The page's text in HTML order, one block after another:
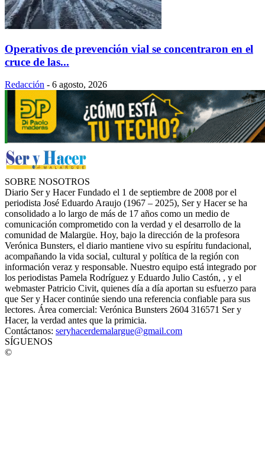
Operativos de prevención vial se concentraron en el
cruce de las...
Redacción - 6 agosto, 2026
SOBRE NOSOTROS
Diario Ser y Hacer Fundado el 1 de septiembre de 2008 por el
periodista José Eduardo Araujo (1967 – 2025), Ser y Hacer se ha
consolidado a lo largo de más de 17 años como un medio de
comunicación comprometido con la verdad y el desarrollo de la
comunidad de Malargüe. Hoy, bajo la dirección de la profesora
Verónica Bunsters, el diario mantiene vivo su espíritu fundacional,
acompañando la vida social, cultural y política de la región con
información veraz y responsable. Nuestro equipo está integrado por
los periodistas Pamela Rodríguez y Eduardo Julio Castón, , y el
webmaster Patricio Civit, quienes día a día aportan su esfuerzo para
que Ser y Hacer continúe siendo una referencia confiable para sus
lectores. Área comercial: Verónica Bunsters 2604 316571 Ser y
Hacer, la verdad antes que la primicia.
Contáctanos: seryhacerdemalargue@gmail.com
SÍGUENOS
©